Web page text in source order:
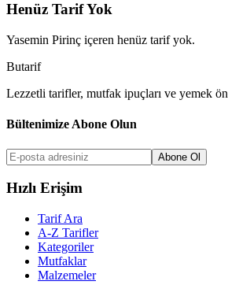
Henüz Tarif Yok
Yasemin Pirinç içeren henüz tarif yok.
Butarif
Lezzetli tarifler, mutfak ipuçları ve yemek
Bültenimize Abone Olun
Abone Ol
Hızlı Erişim
Tarif Ara
A-Z Tarifler
Kategoriler
Mutfaklar
Malzemeler